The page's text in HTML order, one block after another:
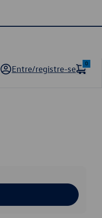
Entre/registre-se
0